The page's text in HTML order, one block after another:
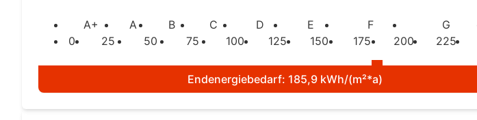
A+ A B C D E F G
0
25 50 75 100 125 150 175 200 225
Endenergiebedarf: 185,9 kWh/(m²*a)